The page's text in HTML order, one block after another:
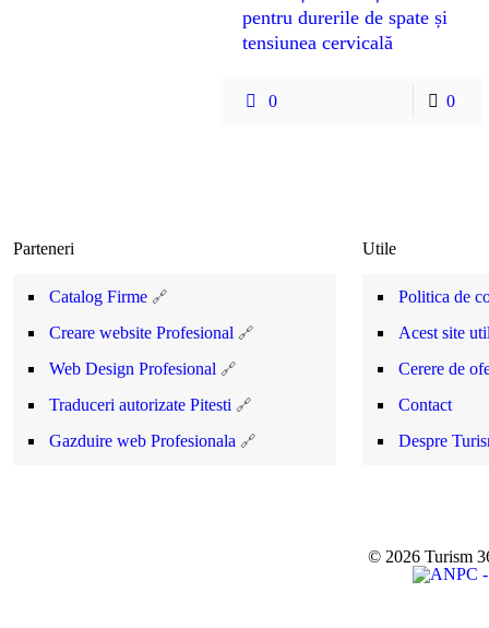
pentru durerile de spate și
tensiunea cervicală
0 0
Parteneri
Catalog Firme
Creare website Profesional
Web Design Profesional
Traduceri autorizate Pitesti
Gazduire web Profesionala
Utile
Politica de
Acest site
Cerere de
Contact
Despre
© 2026 Turism